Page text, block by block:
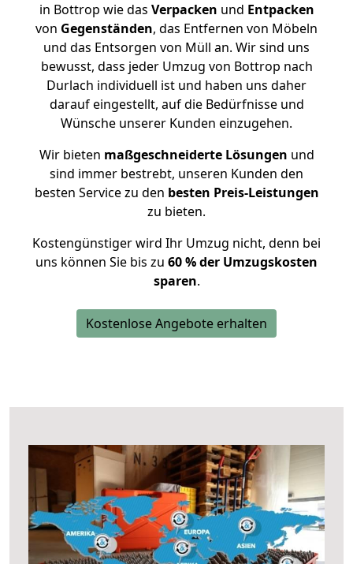
in Bottrop wie das Verpacken und Entpacken
von Gegenständen, das Entfernen von Möbeln
und das Entsorgen von Müll an. Wir sind uns
bewusst, dass jeder Umzug von Bottrop nach
Durlach individuell ist und haben uns daher
darauf eingestellt, auf die Bedürfnisse und
Wünsche unserer Kunden einzugehen.
Wir bieten maßgeschneiderte Lösungen und
sind immer bestrebt, unseren Kunden den
besten Service zu den besten Preis-Leistungen
zu bieten.
Kostengünstiger wird Ihr Umzug nicht, denn bei
uns können Sie bis zu 60 % der Umzugskosten
sparen.
Kostenlose Angebote erhalten